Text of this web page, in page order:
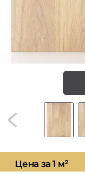
Цена за 1 м²